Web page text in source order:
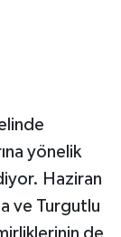
yönelik
Haziran
ve Turgutlu